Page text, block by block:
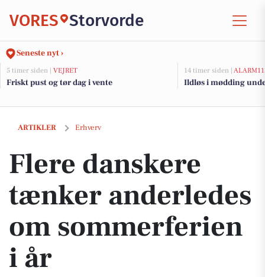
VORES Storvorde
Seneste nyt ›
5 timer siden | VEJRET
Friskt pust og tør dag i vente
14 timer siden |
Ildløs i mødding
ARTIKLER Erhverv
Flere danskere tænker anderledes om sommerferien i år
Flere danskere
tænker anderledes
om sommerferien
i år